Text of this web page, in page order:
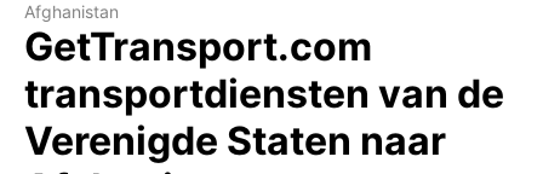
Afghanistan
GetTransport.com
transportdiensten van de
Verenigde Staten naar